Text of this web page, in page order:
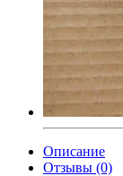
Описание
Отзывы (0)